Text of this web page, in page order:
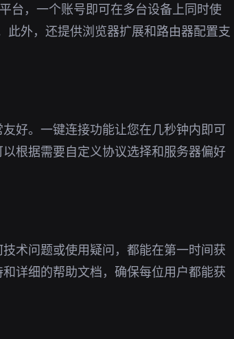
台，一个账号即可在多台设备上同时使
外，还提供浏览器扩展和路由器配置支
好。一键连接功能让您在几秒钟内即可
根据需要自定义协议选择和服务器偏好
术问题或使用疑问，都能在第一时间获
详细的帮助文档，确保每位用户都能获